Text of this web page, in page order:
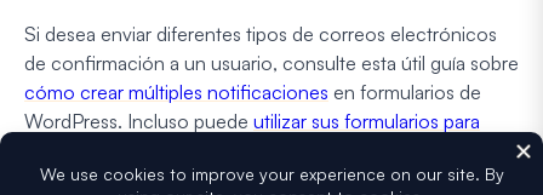
Si desea enviar diferentes tipos de correos electrónicos
de confirmación a un usuario, consulte esta útil guía sobre
cómo crear múltiples notificaciones en formularios de
WordPress. Incluso puede utilizar sus formularios para